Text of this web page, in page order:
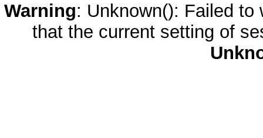
Warning: Unknown(): Failed
that the current setting of